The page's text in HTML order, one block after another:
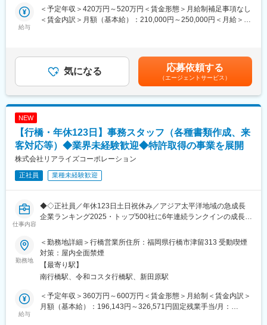
的なM&Aを進め、拡大フェーズにあります。
【仕事の魅力】
年収500万～1,000万円／ご経験・スキルに応じ、実務クラスから
マネージャークラスまで柔軟に評価します。
とが可能な環境です。
書・決算短信などの開示資料の作成も行います。また、必要に応
じて新会計基準の導入や監査法人・税理士対応も発生します。
■配属先の特徴/募集背景
SSC事業本部は、JR九州グループ会社の経理事務を実施する「グ
ループ事業部（財務シェアード）」と、JR九州単体・連結決算業
（１）財務シェアードサービス…経理業務受託・各グループ会社
の税務相談及び申告書作成、月次会計処理や決算業務、連結決算
業務受託（JR九州グループの連結決算業務）、グループ会社研修
融（グループ各社との預かり及び貸付の実施）、グループ外から
買取）
SSC事業本部JR事業部：22名
（20代～50代／男性10名、女性12名 ※契約・パート6名含む）
SSC事業本部グループ事業部：49名
（20代～50代／男性12名、女性37名 ※契約・パート25名含む）
変更の範囲：会社の定める業務
給与
＜予定年収＞420万円～520万円＜賃金形態＞月給制補足事項なし
＜賃金内訳＞月額（基本給）：210,000円～250,000円＜月給＞
収：450万円 入社３年目主任（月給27万円＋賞与）500万円 入
社５年目課長代理（月給30万円＋賞与）600万円 入社10年目課
長（月給40万円＋賞与）賃金はあくまでも目安の金額であり、選
考を通じて上下する可能性があります。月給(月額)は固定手当を含
めた表記です。
気になる 応募依頼する
（エージェントサービス）
NEW
【行橋・年休123日】事務スタッフ（各種書類作成、来
客対応等）◆業界未経験歓迎◆特許取得の事業を展開
株式会社リアライズコーポレーション
正社員 業種未経験歓迎
仕事内容
◆◇正社員／年休123日土日祝休み／アジア太平洋地域の急成長
企業ランキング2025・トップ500社に6年連続ランクインの成長企
当社は本社を東京の六本木ヒルズに構え、業績好調のため、営業
所の事務スタッフを募集します。
営業所における事務業務をお任せするため、ご経験のない業務で
も積極的に覚えていく意欲のある方を募集いたします。
また、ご来店されたお客様の受付や電話対応等も行っていただき
ますので、人とお話しすることがお好きな方をお待ちしておりま
勤務地
＜勤務地詳細＞行橋営業所住所：福岡県行橋市津留313 受動喫煙
対策：屋内全面禁煙
【最寄り駅】
南行橋駅、令和コスタ行橋駅、新田原駅
給与
＜予定年収＞360万円～600万円＜賃金形態＞月給制＜賃金内訳＞
月額（基本給）：196,143円～326,571円固定残業手当/月：